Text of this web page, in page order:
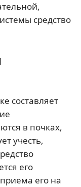
средство
составляет
в почках,
учесть,
его
его на